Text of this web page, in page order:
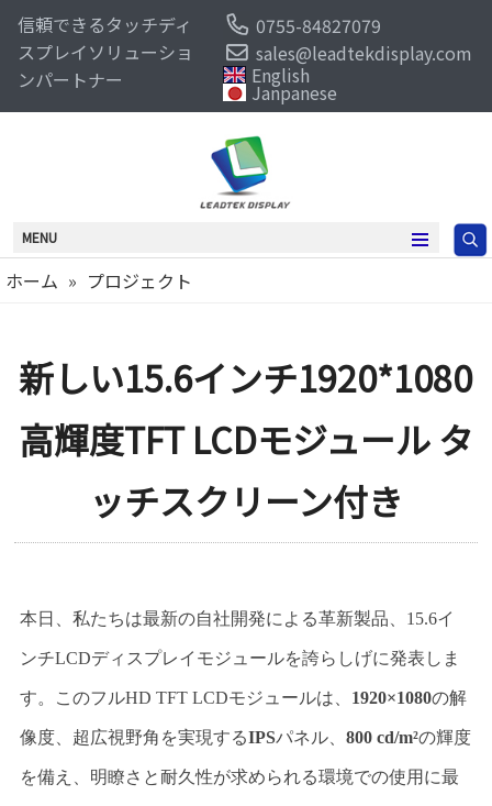
信頼できるタッチディ
スプレイソリューショ
ンパートナー
0755-84827079
sales@leadtekdisplay.com
English
Janpanese
MENU
ホーム » プロジェクト
新しい15.6インチ1920*1080
高輝度TFT LCDモジュール タ
ッチスクリーン付き
本日、私たちは最新の自社開発による革新製品、15.6イ
ンチLCDディスプレイモジュールを誇らしげに発表しま
す。このフルHD TFT LCDモジュールは、 1920×1080の解
像度、超広視野角を実現するIPSパネル、800 cd/m²の輝度
を備え、明瞭さと耐久性が求められる環境での使用に最